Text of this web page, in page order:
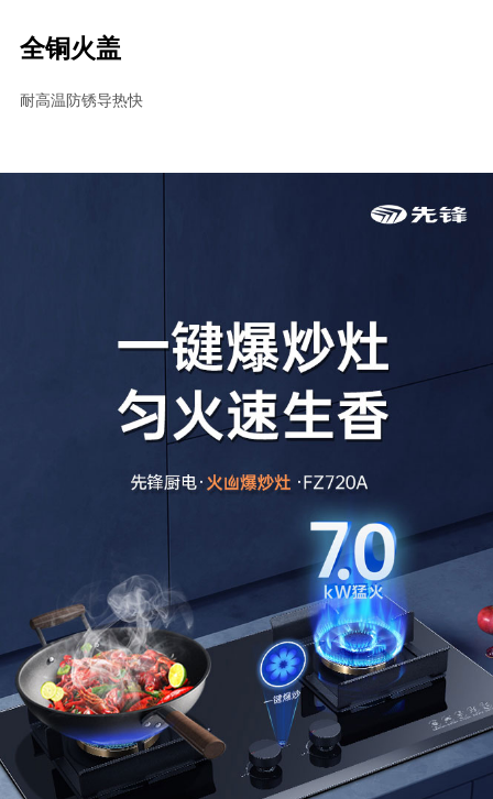
全铜火盖
耐高温防锈导热快